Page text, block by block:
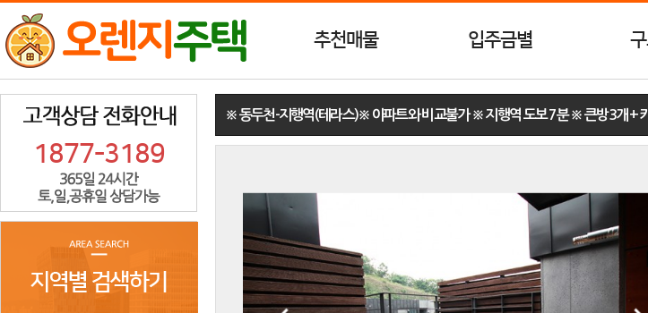
추천매물 입주금별
1877-3189
※ 동두천-지행역(테라스)※ 아파트와 비교불가 ※ 지행역 도보 7분 ※ 큰방3개 +